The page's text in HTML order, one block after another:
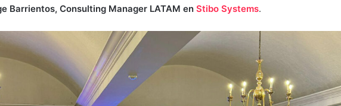
Barrientos, Consulting Manager LATAM en Stibo Systems.